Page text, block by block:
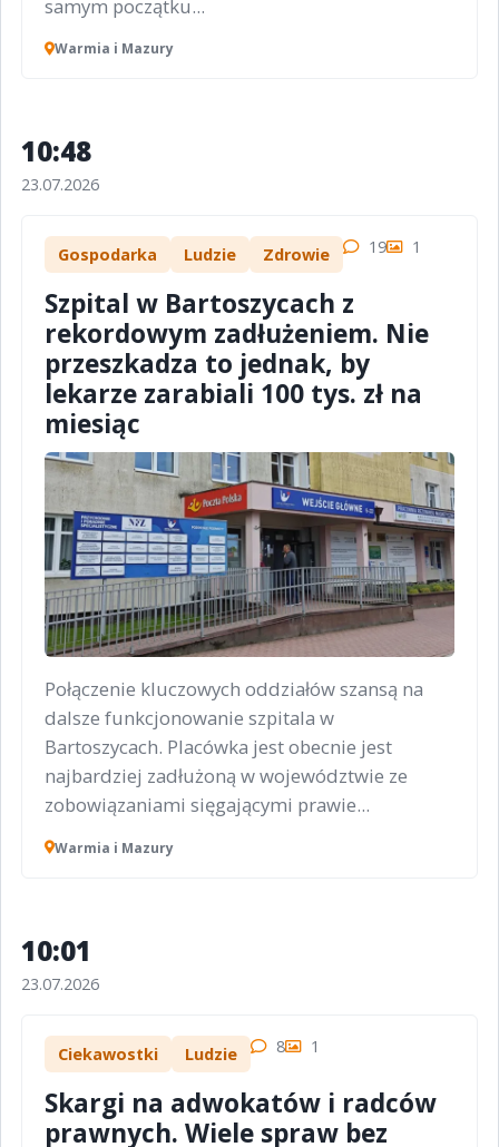
samym początku...
Warmia i Mazury
10:48
23.07.2026
Gospodarka Ludzie Zdrowie 19 1
Szpital w Bartoszycach z
rekordowym zadłużeniem. Nie
przeszkadza to jednak, by
lekarze zarabiali 100 tys. zł na
miesiąc
Połączenie kluczowych oddziałów szansą na
dalsze funkcjonowanie szpitala w
Bartoszycach. Placówka jest obecnie jest
najbardziej zadłużoną w województwie ze
zobowiązaniami sięgającymi prawie...
Warmia i Mazury
10:01
23.07.2026
Ciekawostki Ludzie 8 1
Skargi na adwokatów i radców
prawnych. Wiele spraw bez